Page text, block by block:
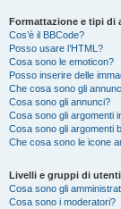
Formattazione e tipi di
Cos’è il BBCode?
Posso usare l’HTML?
Cosa sono le emoticon?
Posso inserire delle
Che cosa sono gli
Cosa sono gli annunci?
Cosa sono gli argomenti
Cosa sono gli argomenti
Che cosa sono le icone
Livelli e gruppi di utenti
Cosa sono gli
Cosa sono i moderatori?